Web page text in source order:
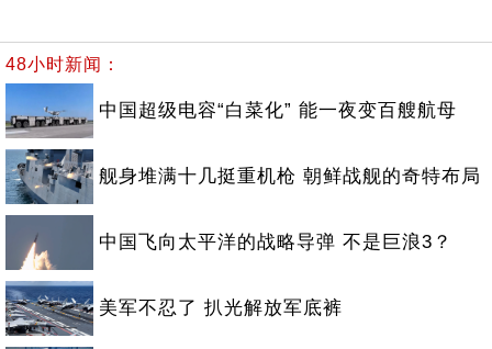
48小时新闻：
中国超级电容“白菜化” 能一夜变百艘航母
舰身堆满十几挺重机枪 朝鲜战舰的奇特布局
中国飞向太平洋的战略导弹 不是巨浪3？
美军不忍了 扒光解放军底裤